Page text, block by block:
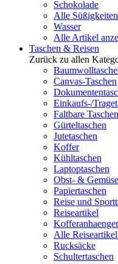
Schokolade
Alle
Wasser
Alle Artikel
Taschen & Reisen
Zurück zu allen
Canvas-Taschen
Einkaufs-/
Faltbare Taschen
Gürteltaschen
Jutetaschen
Koffer
Kühltaschen
Laptoptaschen
Obst- &
Papiertaschen
Reise und
Reiseartikel
Kofferanhaenger
Alle
Rucksäcke
Schultertaschen